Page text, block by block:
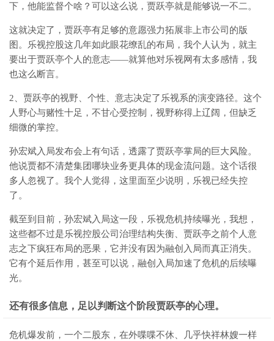
下，他能监督个啥？可以这么说，贾跃亭就是能够说一不二。
这就决定了，贾跃亭有足够的意愿强力拓展非上市公司的版
图。乐视控股这几年如此眼花缭乱的布局，我个人认为，就主
要出于贾跃亭个人的意志——就算他对乐视网有太多感情，我
也这么断言。
2、贾跃亭的视野、个性、意志决定了乐视系的演变路径。这个
人野心与赌性十足，不甘心受控制，视野称得上辽阔，但缺乏
细微的掌控。
孙宏斌入局发布会上有句话，透露了贾跃亭掌局的巨大风险。
他说贾都不清楚集团哪块业务更具体的现金流问题。这个话很
多人忽视了。我个人觉得，这里面至少说明，乐视已经失控
了。
截至到目前，孙宏斌入局这一段，乐视危机持续曝光，我想，
这些都不过是乐视控股公司治理结构失衡、贾跃亭之前个人意
志之下疯狂布局的恶果，它并没有因为融创入局而真正消失。
它有个延后作用，甚至可以说，融创入局加速了危机的后续曝
光。
还有很多信息，足以判断这个阶段贾跃亭的心理。
危机爆发前，一个二股东，在外喋喋不休、几乎快祥林嫂一样